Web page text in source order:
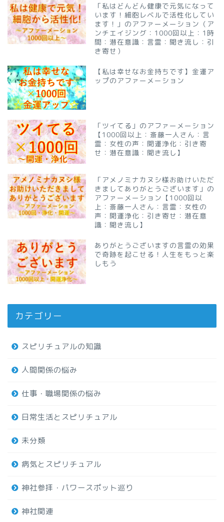
「私はどんどん健康で元気になって
います！細胞レベルで活性化してい
ます！」のアファーメーション（ア
ンチエイジング：1000回以上：1時
間：潜在意識：言霊：聞き流し：引
き寄せ）
【私は幸せなお金持ちです】金運ア
ップのアファーメーション
「ツイてる」のアファーメーション
【1000回以上：斎藤一人さん：言
霊：女性の声：開運浄化：引き寄
せ：潜在意識：聞き流し】
「アメノミナカヌシ様お助けいただ
きましてありがとうございます」の
アファーメーション【1000回以
上：斎藤一人さん：言霊：女性の
声：開運浄化：引き寄せ：潜在意
識：聞き流し】
ありがとうございますの言霊の効果
で奇跡を起こせる！人生をもっと楽
しもう
カテゴリー
スピリチュアルの知識
人間関係の悩み
仕事・職場関係の悩み
日常生活とスピリチュアル
未分類
病気とスピリチュアル
神社参拝・パワースポット巡り
神社関連